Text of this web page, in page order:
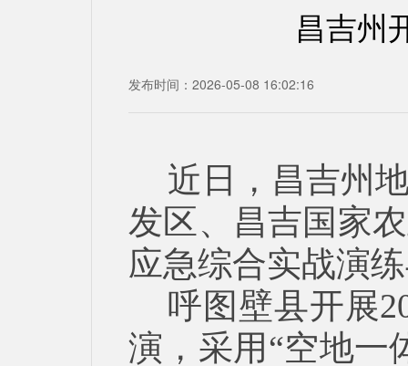
昌吉州
发布时间：2026-05-08 16:02:16
近日，昌吉州
发区、昌吉国家
应急综合实战演
呼图壁县开展
演，采用“空地一